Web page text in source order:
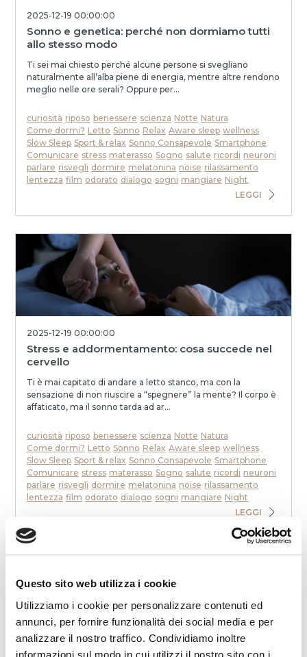
Questo sito web utilizza i cookie
Utilizziamo i cookie per personalizzare contenuti ed
annunci, per fornire funzionalità dei social media e per
analizzare il nostro traffico. Condividiamo inoltre
informazioni sul modo in cui utilizzi il nostro sito con i
2025-12-19 00:00:00
Sonno e genetica: perché non dormiamo tutti
allo stesso modo
Ti sei mai chiesto perché alcune persone si svegliano
naturalmente all’alba piene di energia, mentre altre rendono
meglio nelle ore serali? Oppure per...
curiosità riposo benessere scienza Notte Natura
Come dormi? Letto Sonno Relax Aware sleep wellness
Slow Sleep Sport & relax Sonno Consapevole Smartphone
Comunicare stress materasso Sogno salute ricordi neuroni
parlare risvegli dormire melatonina noise rilassamento
lentezza film odorato dialogo sogni mangiare Night
LEGGI
2025-12-19 00:00:00
Stress e addormentamento: cosa succede nel
cervello
Ti è mai capitato di andare a letto stanco, ma con la
sensazione di non riuscire a “spegnere” la mente? Il corpo è
affaticato, ma il sonno tarda ad ar...
curiosità riposo benessere scienza Notte Natura
Come dormi? Letto Sonno Relax Aware sleep wellness
Slow Sleep Sport & relax Sonno Consapevole Smartphone
Comunicare stress materasso Sogno salute ricordi neuroni
parlare risvegli dormire melatonina noise rilassamento
lentezza film odorato dialogo sogni mangiare Night
LEGGI
2025-12-19 00:00:00